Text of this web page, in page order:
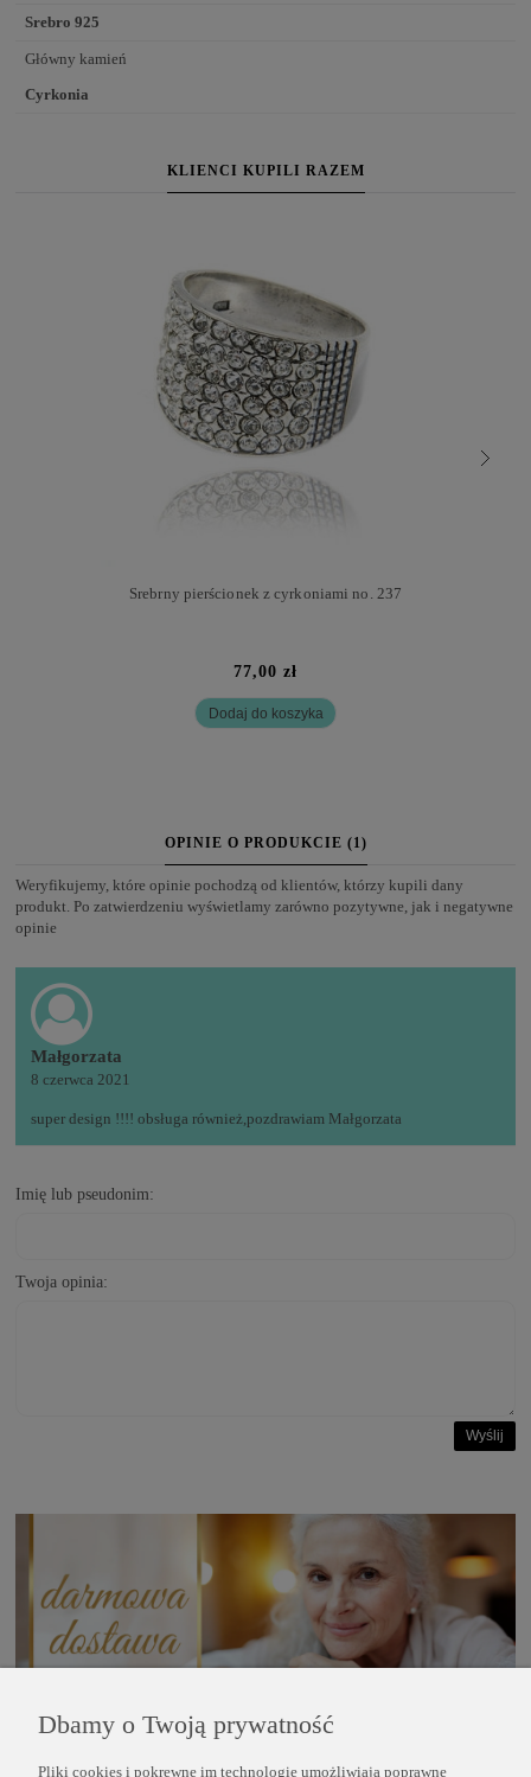
Srebro 925
Główny kamień
Cyrkonia
KLIENCI KUPILI RAZEM
Srebrny pierścionek z cyrkoniami no. 237
77,00 zł
Dodaj do koszyka
OPINIE O PRODUKCIE (1)
Weryfikujemy, które opinie pochodzą od klientów, którzy kupili dany
produkt. Po zatwierdzeniu wyświetlamy zarówno pozytywne, jak i negatywne
opinie
Małgorzata
8 czerwca 2021
super design !!!! obsługa również,pozdrawiam Małgorzata
Imię lub pseudonim:
Twoja opinia:
Wyślij
Dbamy o Twoją prywatność
Pliki cookies i pokrewne im technologie umożliwiają poprawne